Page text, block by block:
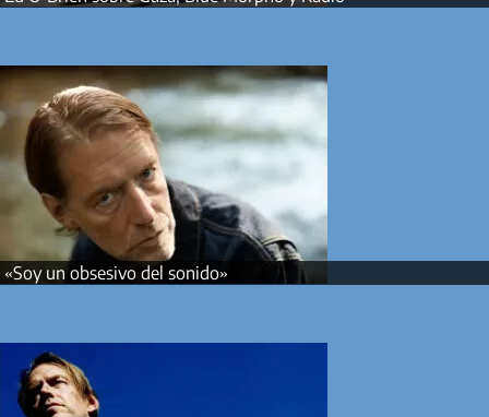
«Soy un obsesivo del sonido»